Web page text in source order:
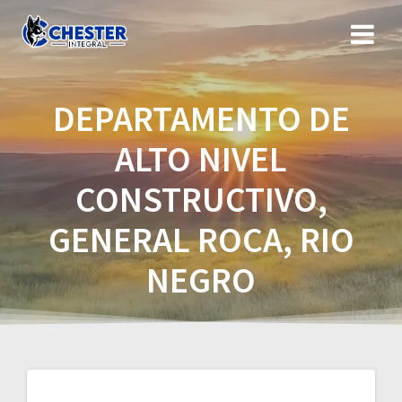
al
contenido
DEPARTAMENTO DE
ALTO NIVEL
CONSTRUCTIVO,
GENERAL ROCA, RIO
NEGRO